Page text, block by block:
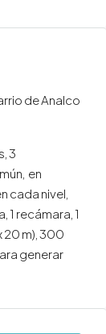
de Analco
3
en
cada nivel,
recámara, 1
20 m), 300
generar